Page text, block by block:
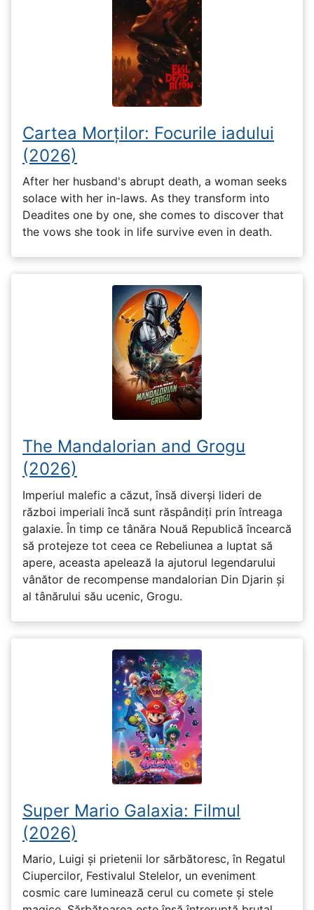
Cartea Morților: Focurile iadului
(2026)
After her husband's abrupt death, a woman seeks
solace with her in-laws. As they transform into
Deadites one by one, she comes to discover that
the vows she took in life survive even in death.
The Mandalorian and Grogu
(2026)
Imperiul malefic a căzut, însă diverși lideri de
război imperiali încă sunt răspândiți prin întreaga
galaxie. În timp ce tânăra Nouă Republică încearcă
să protejeze tot ceea ce Rebeliunea a luptat să
apere, aceasta apelează la ajutorul legendarului
vânător de recompense mandalorian Din Djarin și
al tânărului său ucenic, Grogu.
Super Mario Galaxia: Filmul
(2026)
Mario, Luigi și prietenii lor sărbătoresc, în Regatul
Ciupercilor, Festivalul Stelelor, un eveniment
cosmic care luminează cerul cu comete și stele